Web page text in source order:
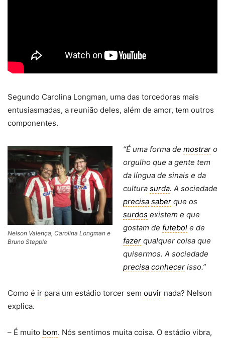
Segundo Carolina Longman, uma das torcedoras mais
entusiasmadas, a reunião deles, além de amor, tem outros
componentes.
Nelson Valença, Carolina Longman e
Bruno Stepple
“É uma forma de mostrar o
orgulho que a gente tem
da língua de sinais e da
cultura surda. A sociedade
precisa saber que os
surdos existem e que
gostam de futebol e de
fazer qualquer coisa que
quisermos. A sociedade
precisa conhecer isso.”
Como é ir para um estádio torcer sem ouvir nada? Nelson
explica.
– É muito bom. Nós sentimos muita coisa. O estádio vibra,